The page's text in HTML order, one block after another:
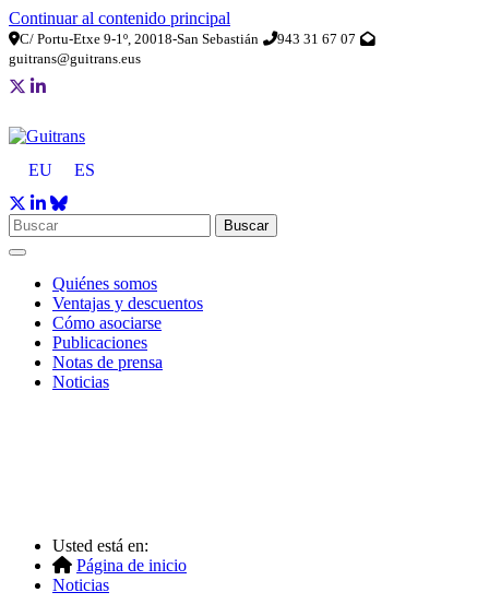
Continuar al contenido principal
C/ Portu-Etxe 9-1º, 20018-San Sebastián
943 31 67 07
guitrans@guitrans.eus
EU ES
Buscar
Quiénes somos
Ventajas y descuentos
Cómo asociarse
Publicaciones
Notas de prensa
Noticias
Usted está en:
Página de inicio
Noticias